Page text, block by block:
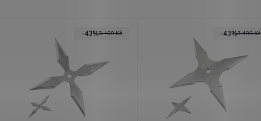
3 499 Kč
-43% 3 499 Kč
-43%